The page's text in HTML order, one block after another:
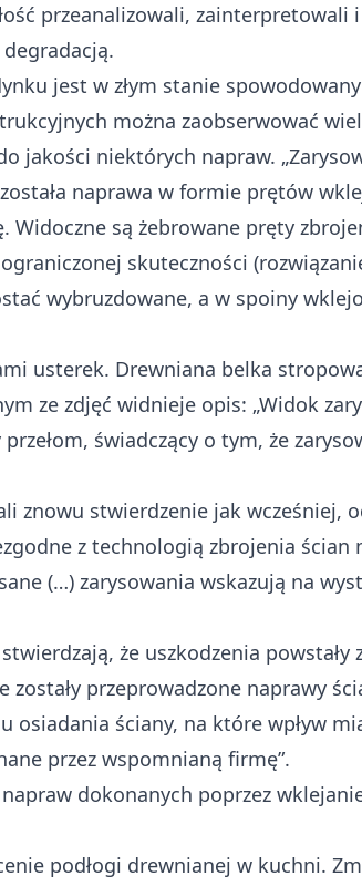
przeanalizowali, zainterpretowali
jest w złym stanie
można zaobserwować
jakości niektórych napraw.
naprawa w formie prętów
Widoczne są żebrowane pręty
skuteczności
wybruzdowane, a w spoiny
usterek. Drewniana belka
ze zdjęć widnieje opis: „Widok
świadczący o tym, że
znowu stwierdzenie jak wcześniej,
z technologią zbrojenia ścian
(…) zarysowania wskazują na
że uszkodzenia powstały
przeprowadzone naprawy
ściany, na które wpływ
przez wspomnianą firmę”.
dokonanych poprzez
podłogi drewnianej w kuchni.